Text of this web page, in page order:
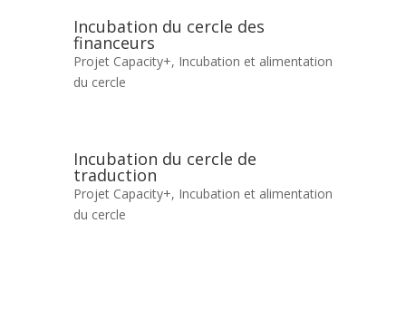
Incubation du cercle des
financeurs
Projet Capacity+, Incubation et alimentation
du cercle
Incubation du cercle de
traduction
Projet Capacity+, Incubation et alimentation
du cercle